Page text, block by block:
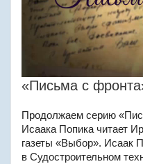
«Письма с
Продолжаем серию
Исаака Попика читает
газеты «Выбор». Исаак
в Судостроительном